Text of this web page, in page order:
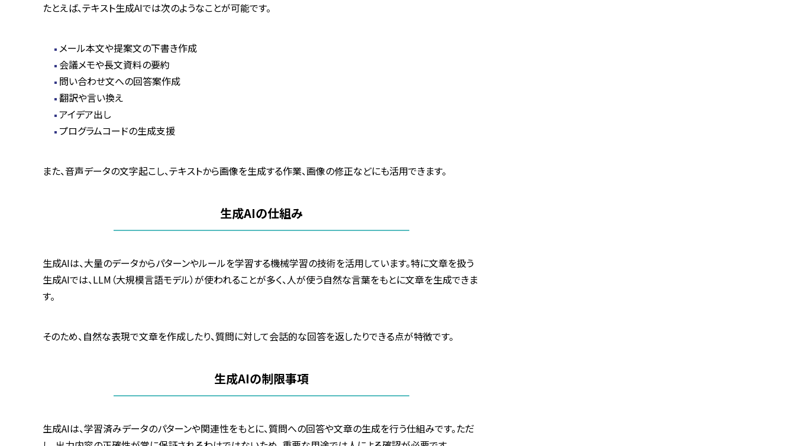
たとえば、テキスト生成AIでは次のようなことが可能です。
メール本文や提案文の下書き作成
会議メモや長文資料の要約
問い合わせ文への回答案作成
翻訳や言い換え
アイデア出し
プログラムコードの生成支援
また、音声データの文字起こし、テキストから画像を生成する作業、画像の修正などにも活用できます。
生成AIの仕組み
生成AIは、大量のデータからパターンやルールを学習する機械学習の技術を活用しています。特に文章を扱う
生成AIでは、LLM （大規模言語モデル）が使われることが多く、人が使う自然な言葉をもとに文章を生成できま
す。
そのため、自然な表現で文章を作成したり、質問に対して会話的な回答を返したりできる点が特徴です。
生成AIの制限事項
生成AIは、学習済みデータのパターンや関連性をもとに、質問への回答や文章の生成を行う仕組みです。ただ